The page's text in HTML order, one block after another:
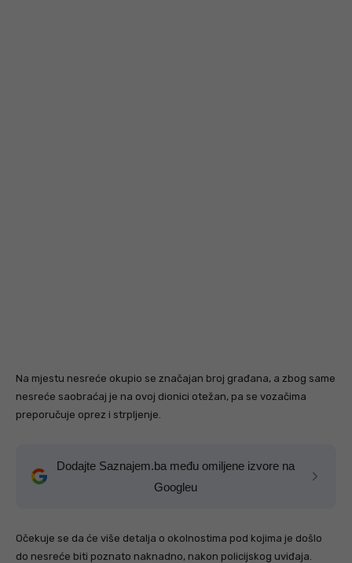
Na mjestu nesreće okupio se značajan broj građana, a zbog same
nesreće saobraćaj je na ovoj dionici otežan, pa se vozačima
preporučuje oprez i strpljenje.
Dodajte Saznajem.ba među omiljene izvore na
Googleu
Očekuje se da će više detalja o okolnostima pod kojima je došlo
do nesreće biti poznato naknadno, nakon policijskog uviđaja.